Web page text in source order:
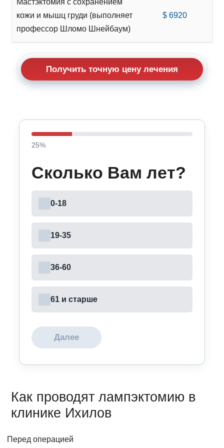
Мастэктомия с сохранением
кожи и мышц груди (выполняет
профессор Шломо Шнейбаум)
$ 6920
Получить точную цену лечения
25%
Сколько Вам лет?
0-18
19-35
36-60
61 и старше
Далее
Как проводят лампэктомию в
клинике Ихилов
Перед операцией